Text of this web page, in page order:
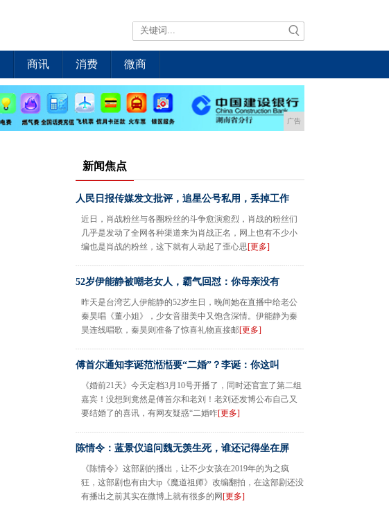
商讯 消费 微商
广告
新闻焦点
人民日报传媒发文批评，追星公号私用，丢掉工作
近日，肖战粉丝与各圈粉丝的斗争愈演愈烈，肖战的粉丝们
几乎是发动了全网各种渠道来为肖战正名，网上也有不少小
编也是肖战的粉丝，这下就有人动起了歪心思[更多]
52岁伊能静被嘲老女人，霸气回怼：你母亲没有
昨天是台湾艺人伊能静的52岁生日，晚间她在直播中给老公
秦昊唱《董小姐》，少女音甜美中又饱含深情。伊能静为秦
昊连线唱歌，秦昊则准备了惊喜礼物直接邮[更多]
傅首尔通知李诞范湉湉要“二婚”？李诞：你这叫
《婚前21天》今天定档3月10号开播了，同时还官宣了第二组
嘉宾！没想到竟然是傅首尔和老刘！老刘还发博公布自己又
要结婚了的喜讯，有网友疑惑“二婚咋[更多]
陈情令：蓝景仪追问魏无羡生死，谁还记得坐在屏
《陈情令》这部剧的播出，让不少女孩在2019年的为之疯
狂，这部剧也有由大ip《魔道祖师》改编翻拍，在这部剧还没
有播出之前其实在微博上就有很多的网 [更多]